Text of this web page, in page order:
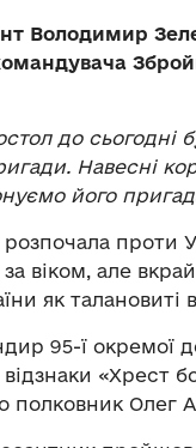
Володимир
до
Навесні
його
розпочала проти
віком, але
як талановиті
95-ї окремої
відзнаки «Хрест
полковник Олег